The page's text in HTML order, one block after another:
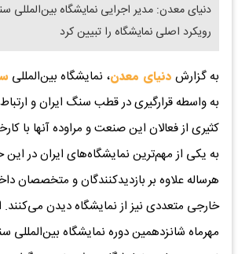
دنیای معدن: مدیر اجرایی نمایشگاه بین‌المللی
رویکرد اصلی نمایشگاه را تبیین کرد
به گزارش دنیای معدن، نمایشگاه بین‌المللی
به واسطه قرارگیری در قطب سنگ ایران و
کثیری از فعالان این صنعت و مراوده آنها با
به یکی از مهم‌ترین نمایشگاه‌های ایران در
هرساله علاوه بر بازدیدکنندگان و متخصصان
مهرماه شانزدهمین دوره نمایشگاه